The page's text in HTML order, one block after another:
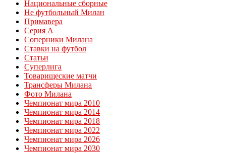
Национальные сборные
Не футбольный Милан
Примавера
Серия А
Соперники Милана
Ставки на футбол
Статьи
Суперлига
Товарищеские матчи
Трансферы Милана
Фото Милана
Чемпионат мира 2010
Чемпионат мира 2014
Чемпионат мира 2018
Чемпионат мира 2022
Чемпионат мира 2026
Чемпионат мира 2030